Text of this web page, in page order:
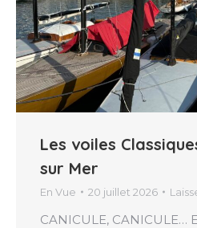
Les voiles
sur Mer
En Vue 20 juillet 2026
CANICULE, CANICULE…